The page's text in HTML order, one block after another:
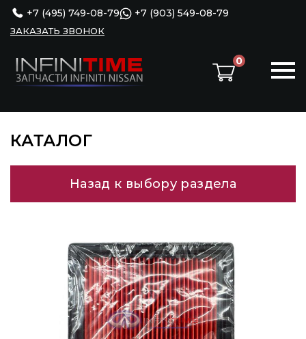
+7 (495) 749-08-79 +7 (903) 549-08-79
ЗАКАЗАТЬ ЗВОНОК
0
КАТАЛОГ
Назад к выбору раздела